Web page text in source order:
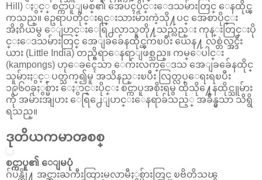
Hill) ႏွင့္ စင္ကာပူျမစ္၏ အေပၚပိုင္းေဒသမ်ားတြင္ ေနထိုင္ၾ
ကသည္။ ဥေရာပတိုင္းရင္းသားမ်ားကဲ့သို႔ပင္ အေစာပိုင္း
အိႏၵိယမွ ေျပာင္းေရြ႕လာသူတို႔သည္လည္း ကုန္းတြင္းပို
င္းေဒသမ်ားတြင္ အေျခခ်ေနထိုင္ၾကၿပီး ယေန႔ လစ္တဲလ္အင္ဒီး
ယား (Little India) တည္ရွိရာေနရာျဖစ္သည္။ ကမ္ေပါင္း
(kampongs) ဟုေခၚေသာ ေက်းလက္ေဒသ အေျခခ်ေနထိုင္
သူမ်ားႏွင့္ ပတ္သက္၍မူ အသိနည္းၿပီး လြတ္လပ္ေရးရၿပီး
၁၉၆၀ခုႏွစ္မ်ား ေႏွာင္းပိုင္း စင္ကာပူအစိုးရမွ ထိုသို႔ေနထိုင္သူမ်ား
ကို အမ်ားအျပား ေရြ႕ေျပာင္းေနရာခ်သည့္ အခ်ိန္မွသာ သိရွိ
ရသည္။
ဒုတိယကမာၻစစ္
စင္ကာပူ၏ ေျမပုံ
ဂ်ပန္တို႔ အင္အားႀကီးထြားမလာမီႏွစ္မ်ားတြင္ ၿဗိတိသၽွ